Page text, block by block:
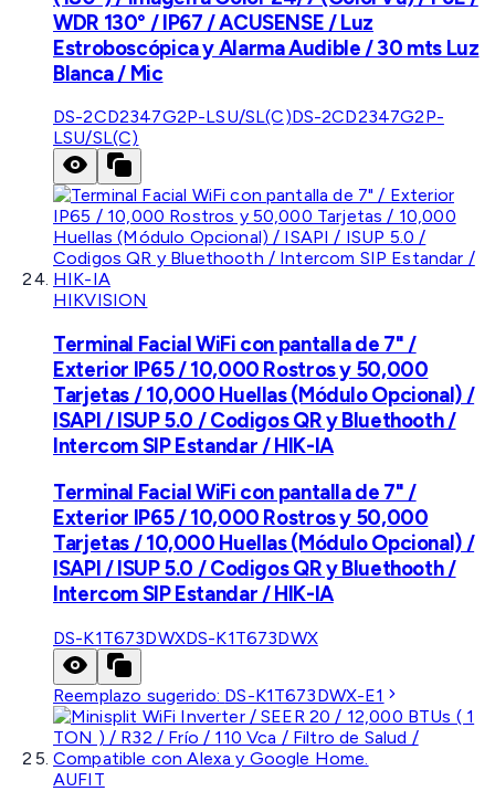
WDR 130° / IP67 / ACUSENSE / Luz
Estroboscópica y Alarma Audible / 30 mts Luz
Blanca / Mic
DS-2CD2347G2P-LSU/SL(C)DS-2CD2347G2P-
LSU/SL(C)
HIKVISION
Terminal Facial WiFi con pantalla de 7" /
Exterior IP65 / 10,000 Rostros y 50,000
Tarjetas / 10,000 Huellas (Módulo Opcional) /
ISAPI / ISUP 5.0 / Codigos QR y Bluethooth /
Intercom SIP Estandar / HIK-IA
Terminal Facial WiFi con pantalla de 7" /
Exterior IP65 / 10,000 Rostros y 50,000
Tarjetas / 10,000 Huellas (Módulo Opcional) /
ISAPI / ISUP 5.0 / Codigos QR y Bluethooth /
Intercom SIP Estandar / HIK-IA
DS-K1T673DWXDS-K1T673DWX
Reemplazo sugerido: DS-K1T673DWX-E1
AUFIT